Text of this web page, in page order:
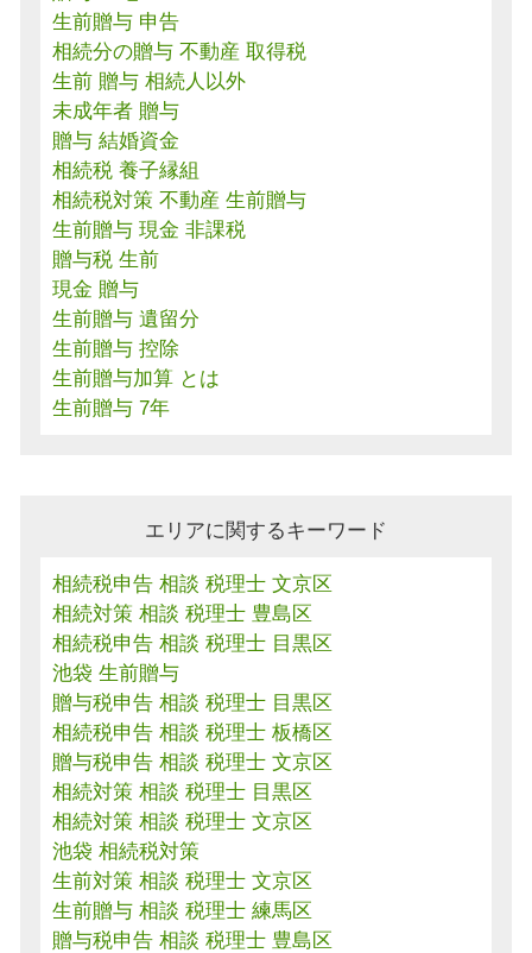
生前贈与 申告
相続分の贈与 不動産 取得税
生前 贈与 相続人以外
未成年者 贈与
贈与 結婚資金
相続税 養子縁組
相続税対策 不動産 生前贈与
生前贈与 現金 非課税
贈与税 生前
現金 贈与
生前贈与 遺留分
生前贈与 控除
生前贈与加算 とは
生前贈与 7年
エリアに関するキーワード
相続税申告 相談 税理士 文京区
相続対策 相談 税理士 豊島区
相続税申告 相談 税理士 目黒区
池袋 生前贈与
贈与税申告 相談 税理士 目黒区
相続税申告 相談 税理士 板橋区
贈与税申告 相談 税理士 文京区
相続対策 相談 税理士 目黒区
相続対策 相談 税理士 文京区
池袋 相続税対策
生前対策 相談 税理士 文京区
生前贈与 相談 税理士 練馬区
贈与税申告 相談 税理士 豊島区